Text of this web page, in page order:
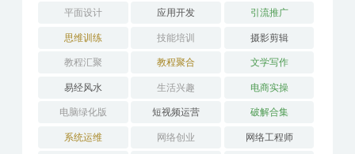
平面设计 应用开发 引流推广
思维训练 技能培训 摄影剪辑
教程汇聚 教程聚合 文学写作
易经风水 生活兴趣 电商实操
电脑绿化版 短视频运营 破解合集
系统运维 网络创业 网络工程师